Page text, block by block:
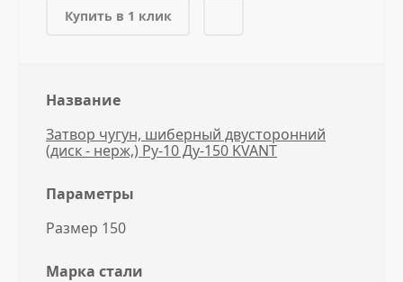
Купить в 1 клик
Название
Затвор чугун, шиберный двусторонний
(диск - нерж,) Ру-10 Ду-150 KVANT
Параметры
Размер 150
Марка стали